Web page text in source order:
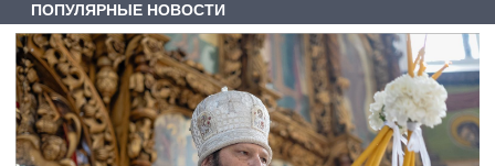
ПОПУЛЯРНЫЕ НОВОСТИ